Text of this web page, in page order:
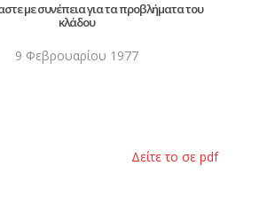
με συνέπεια για τα προβλήματα του
κλάδου
9 Φεβρουαρίου 1977
Δείτε το σε pdf